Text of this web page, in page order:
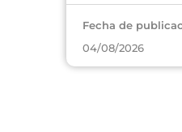
Fecha de
04/08/2026